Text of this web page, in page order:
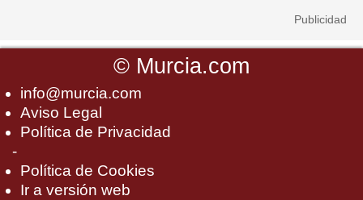
© Murcia.com
info@murcia.com
Aviso Legal
Política de Privacidad
-
Política de Cookies
Ir a versión web